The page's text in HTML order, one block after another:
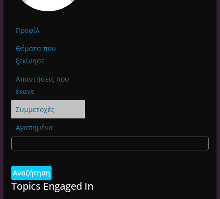
Προφίλ
Θέματα που
ξεκίνησε
Απαντήσεις που
έκανε
Συμμετοχές
Αγαπημένα
Topics Engaged In